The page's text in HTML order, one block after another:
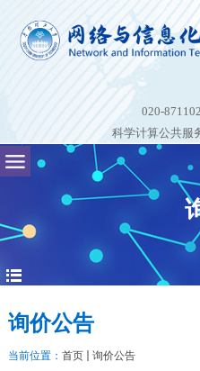
020-
科学计算公共服
询价公告
当前位置： 首页 询价公告